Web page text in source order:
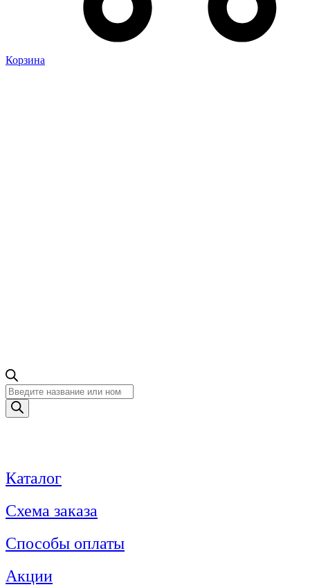
Корзина
Поиск
товаров
Каталог
Схема заказа
Способы оплаты
Акции